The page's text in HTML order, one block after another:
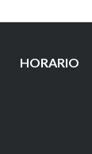
HORARIO